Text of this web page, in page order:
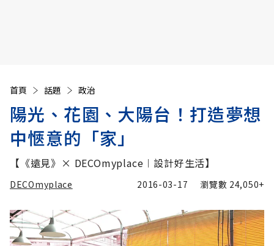
首頁 話題 政治
陽光、花園、大陽台！打造夢想
中愜意的「家」
【《遠見》× DECOmyplace︱設計好生活】
DECOmyplace 2016-03-17 瀏覽數 24,050+